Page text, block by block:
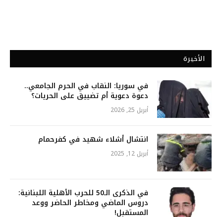
الأخيرة
في سوريا: النقاب في الحرم الجامعي..
دعوة دعوية أم تضييق على الحريات؟
أبريل 25, 2026
انتشال أشلاء شهيد في كفرحمام
أبريل 12, 2025
في الذكرى الـ50 للحرب الأهلية اللبنانية:
دروس الماضي ومخاطر الحاضر ووعد
المستقبل!